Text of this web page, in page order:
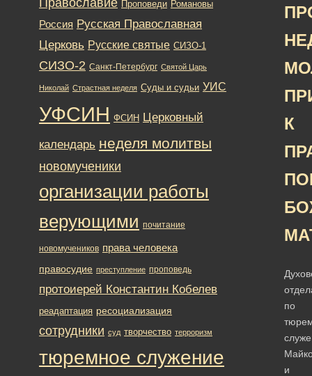
К
по
и
Проповеди Романовы
Россия Русская Православная
Церковь Русские святые СИЗО-1
СИЗО-2 Санкт-Петербург Святой Царь
Николай Страстная неделя Суды и судьи УИС
УФСИН ФСИН Церковный
календарь неделя молитвы
новомученики
организации работы
верующими почитание
новомучеников права человека
правосудие преступление проповедь
протоиерей Константин Кобелев
реадаптация ресоциализация
сотрудники суд творчество терроризм
тюремное служение